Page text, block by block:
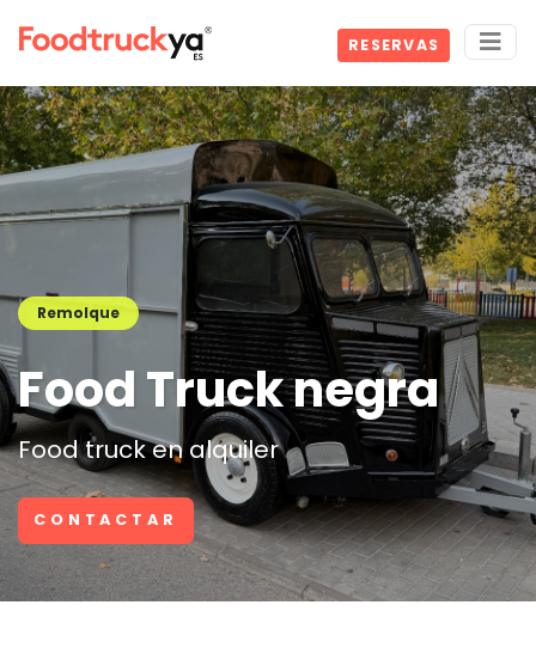
RESERVAS
Remolque
Food Truck negra
Food truck en alquiler
CONTACTAR